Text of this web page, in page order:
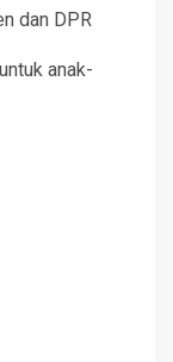
dan DPR
anak-